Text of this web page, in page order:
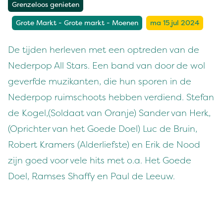
Grenzeloos genieten
Grote Markt - Grote markt - Moenen ma 15 jul 2024
De tijden herleven met een optreden van de
Nederpop All Stars. Een band van door de wol
geverfde muzikanten, die hun sporen in de
Nederpop ruimschoots hebben verdiend. Stefan
de Kogel,(Soldaat van Oranje) Sander van Herk,
(Oprichter van het Goede Doel) Luc de Bruin,
Robert Kramers (Alderliefste) en Erik de Nood
zijn goed voor vele hits met o.a. Het Goede
Doel, Ramses Shaffy en Paul de Leeuw.